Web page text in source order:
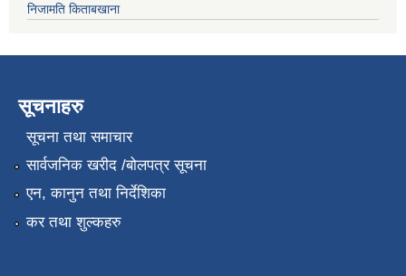
निजामति किताबखाना
सूचनाहरु
सूचना तथा समाचार
सार्वजनिक खरीद /बोलपत्र सूचना
एन, कानुन तथा निर्देशिका
कर तथा शुल्कहरु